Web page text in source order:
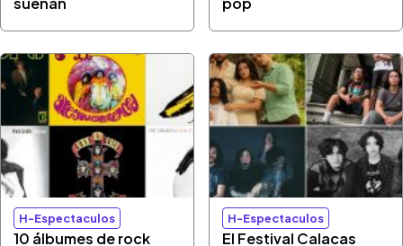
H-Espectaculos
10 álbumes de rock
H-Espectaculos
El Festival Calacas